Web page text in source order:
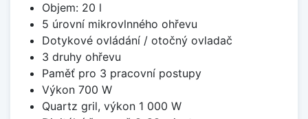
Objem: 20 l
5 úrovní mikrovlnného ohřevu
Dotykové ovládání / otočný ovladač
3 druhy ohřevu
Paměť pro 3 pracovní postupy
Výkon 700 W
Quartz gril, výkon 1 000 W